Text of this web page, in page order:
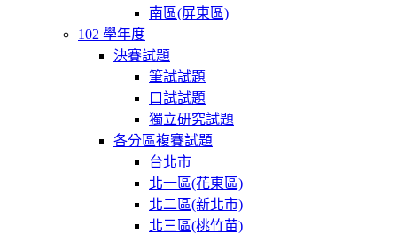
南區(屏東區)
102 學年度
決賽試題
筆試試題
口試試題
獨立研究試題
各分區複賽試題
台北市
北一區(花東區)
北二區(新北市)
北三區(桃竹苗)